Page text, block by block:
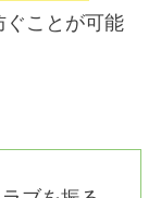
ぐことが可能